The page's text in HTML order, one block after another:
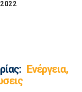
.
Ενέργεια,